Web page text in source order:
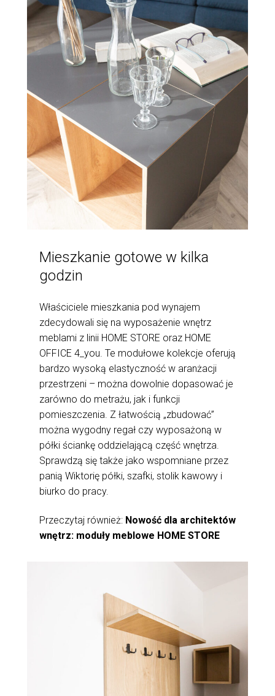
Mieszkanie gotowe w kilka
godzin
Właściciele mieszkania pod wynajem
zdecydowali się na wyposażenie wnętrz
meblami z linii HOME STORE oraz HOME
OFFICE 4_you. Te modułowe kolekcje oferują
bardzo wysoką elastyczność w aranżacji
przestrzeni – można dowolnie dopasować je
zarówno do metrażu, jak i funkcji
pomieszczenia. Z łatwością „zbudować”
można wygodny regał czy wyposażoną w
półki ściankę oddzielającą część wnętrza.
Sprawdzą się także jako wspomniane przez
panią Wiktorię półki, szafki, stolik kawowy i
biurko do pracy.
Przeczytaj również: Nowość dla architektów
wnętrz: moduły meblowe HOME STORE